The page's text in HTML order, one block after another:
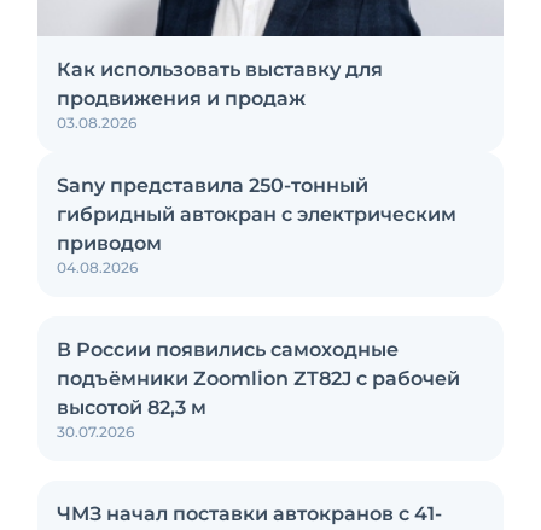
Как использовать выставку для
продвижения и продаж
03.08.2026
Sany представила 250-тонный
гибридный автокран с электрическим
приводом
04.08.2026
В России появились самоходные
подъёмники Zoomlion ZT82J с рабочей
высотой 82,3 м
30.07.2026
ЧМЗ начал поставки автокранов с 41-